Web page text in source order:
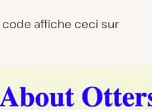
code affiche ceci sur